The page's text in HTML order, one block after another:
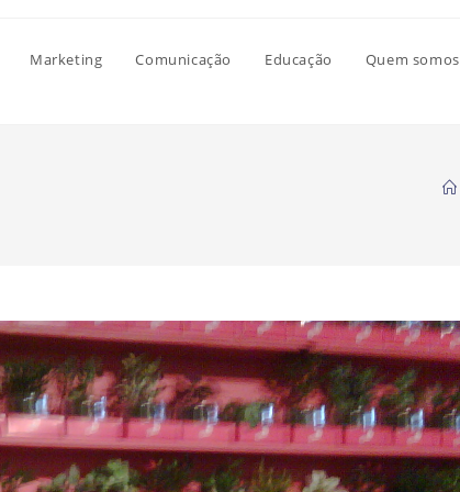
Marketing Comunicação Educação Quem somos